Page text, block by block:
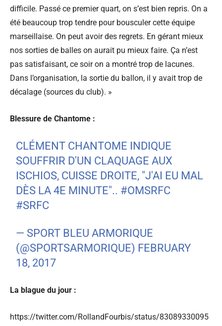
difficile. Passé ce premier quart, on s’est bien repris. On a
été beaucoup trop tendre pour bousculer cette équipe
marseillaise. On peut avoir des regrets. En gérant mieux
nos sorties de balles on aurait pu mieux faire. Ça n’est
pas satisfaisant, ce soir on a montré trop de lacunes.
Dans l’organisation, la sortie du ballon, il y avait trop de
décalage (sources du club). »
Blessure de Chantome :
CLÉMENT CHANTOME INDIQUE
SOUFFRIR D'UN CLAQUAGE AUX
ISCHIOS, CUISSE DROITE, "J'AI EU MAL
DÈS LA 4E MINUTE".. #OMSRFC
#SRFC
— SPORT BLEU ARMORIQUE
(@SPORTSARMORIQUE) FEBRUARY
18, 2017
La blague du jour :
https://twitter.com/RollandFourbis/status/83089330095